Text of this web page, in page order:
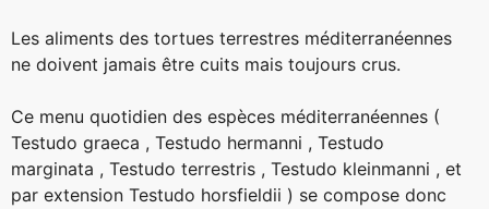
Les aliments des tortues terrestres méditerranéennes
ne doivent jamais être cuits mais toujours crus.
Ce menu quotidien des espèces méditerranéennes (
Testudo graeca , Testudo hermanni , Testudo
marginata , Testudo terrestris , Testudo kleinmanni , et
par extension Testudo horsfieldii ) se compose donc